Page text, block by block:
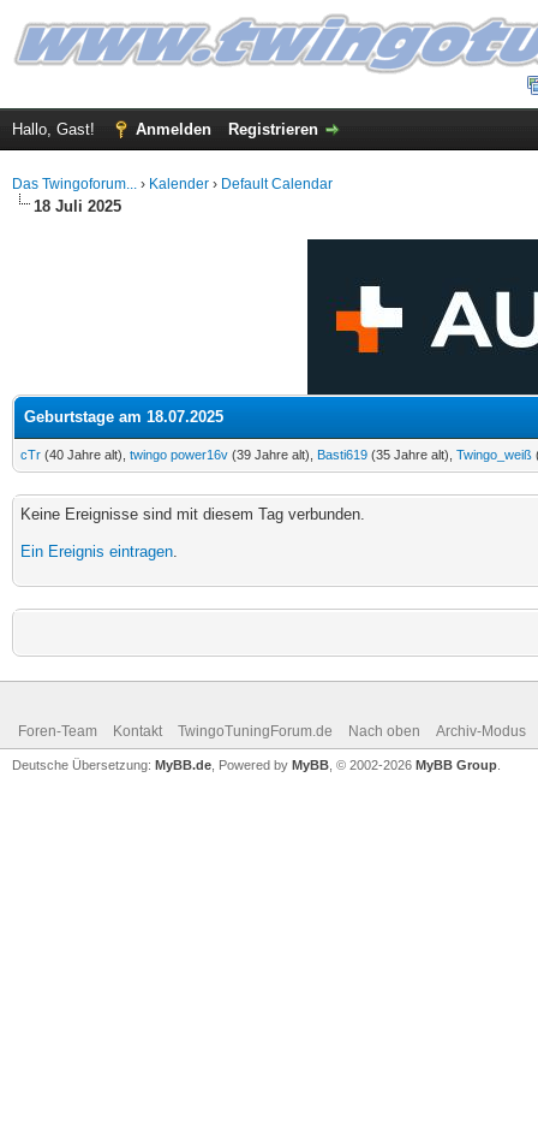
Hallo, Gast! Anmelden Registrieren
Das Twingoforum... › Kalender › Default Calendar
18 Juli 2025
Geburtstage am 18.07.2025
cTr (40 Jahre alt), twingo power16v (39 Jahre alt), Basti619 (35 Jahre alt), Twingo_weiß
Keine Ereignisse sind mit diesem Tag verbunden.
Ein Ereignis eintragen.
Foren-Team Kontakt TwingoTuningForum.de Nach oben Archiv-Modus
Deutsche Übersetzung: MyBB.de , Powered by MyBB , © 2002-2026 MyBB Group